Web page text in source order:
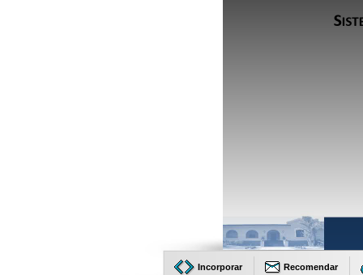
Incorporar Recomendar